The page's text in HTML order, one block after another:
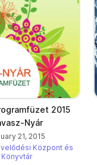
2015
Nyár
21, 2015
Központ és
Könyvtár